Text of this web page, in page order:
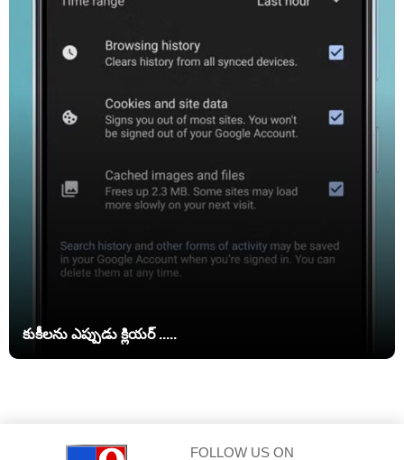
కుకీలను ఎప్పుడు క్లియర్ .....
FOLLOW US ON